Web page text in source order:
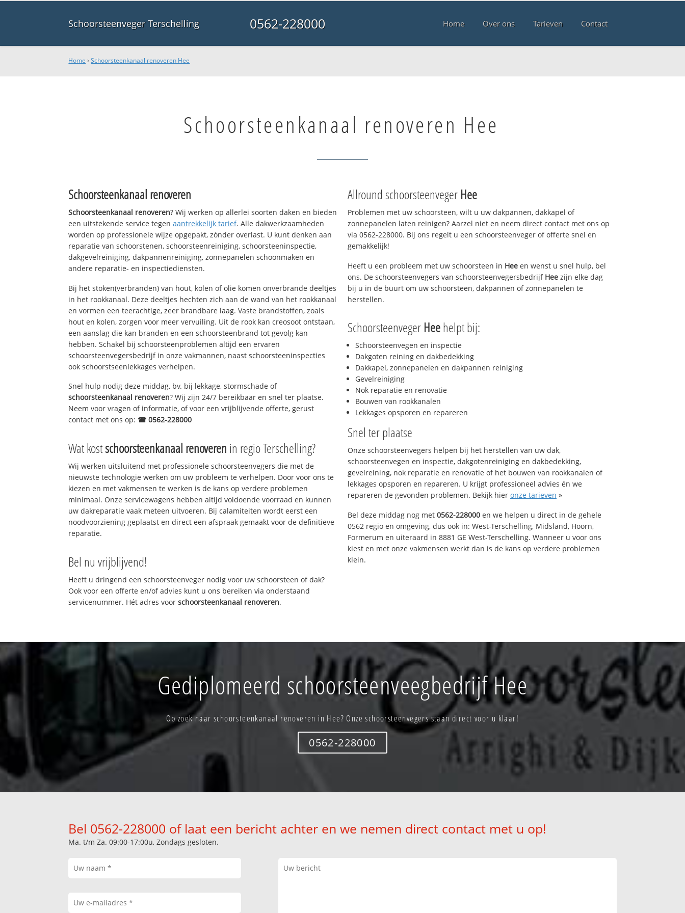
Schoorsteenveger Terschelling 0562-228000 Home Over ons Tarieven Contact
Home ›Schoorsteenkanaal renoveren Hee
Schoorsteenkanaal renoveren Hee
Schoorsteenkanaal renoveren
Schoorsteenkanaal renoveren? Wij werken op allerlei soorten daken en bieden
een uitstekende service tegenaantrekkelijk tarief. Alle dakwerkzaamheden
worden op professionele wijze opgepakt, zónder overlast. U kunt denken aan
reparatie van schoorstenen, schoorsteenreiniging, schoorsteeninspectie,
dakgevelreiniging, dakpannenreiniging, zonnepanelen schoonmaken en
andere reparatie- en inspectiediensten.
Bij het stoken(verbranden) van hout, kolen of olie komen onverbrande deeltjes
in het rookkanaal. Deze deeltjes hechten zich aan de wand van het rookkanaal
en vormen een teerachtige, zeer brandbare laag. Vaste brandstoffen, zoals
hout en kolen, zorgen voor meer vervuiling. Uit de rook kan creosoot ontstaan,
een aanslag die kan branden en een schoorsteenbrand tot gevolg kan
hebben. Schakel bij schoorsteenproblemen altijd een ervaren
schoorsteenvegersbedrijf in onze vakmannen, naast schoorsteeninspecties
ook schoorstseenlekkages verhelpen.
Snel hulp nodig deze middag, bv. bij lekkage, stormschade of
schoorsteenkanaal renoveren? Wij zijn 24/7 bereikbaar en snel ter plaatse.
Neem voor vragen of informatie, of voor een vrijblijvende offerte, gerust
contact met ons op: ☎ 0562-228000
Wat kostschoorsteenkanaal renoveren in regio Terschelling?
Wij werken uitsluitend met professionele schoorsteenvegers die met de
nieuwste technologie werken om uw probleem te verhelpen. Door voor ons te
kiezen en met vakmensen te werken is de kans op verdere problemen
minimaal. Onze servicewagens hebben altijd voldoende voorraad en kunnen
uw dakreparatie vaak meteen uitvoeren. Bij calamiteiten wordt eerst een
noodvoorziening geplaatst en direct een afspraak gemaakt voor de definitieve
reparatie.
Bel nu vrijblijvend!
Heeft u dringend een schoorsteenveger nodig voor uw schoorsteen of dak?
Ook voor een offerte en/of advies kunt u ons bereiken via onderstaand
servicenummer. Hét adres voorschoorsteenkanaal renoveren.
Allround schoorsteenveger Hee
Problemen met uw schoorsteen, wilt u uw dakpannen, dakkapel of
zonnepanelen laten reinigen? Aarzel niet en neem direct contact met ons op
via 0562-228000. Bij ons regelt u een schoorsteenveger of offerte snel en
gemakkelijk!
Heeft u een probleem met uw schoorsteen in Hee en wenst u snel hulp, bel
ons. De schoorsteenvegers van schoorsteenvegersbedrijf Hee zijn elke dag
bij u in de buurt om uw schoorsteen, dakpannen of zonnepanelen te
herstellen.
Schoorsteenveger Heehelpt bij:
Schoorsteenvegen en inspectie
Dakgoten reining en dakbedekking
Dakkapel, zonnepanelen en dakpannen reiniging
Gevelreiniging
Nok reparatie en renovatie
Bouwen van rookkanalen
Lekkages opsporen en repareren
Snel ter plaatse
Onze schoorsteenvegers helpen bij het herstellen van uw dak,
schoorsteenvegen en inspectie, dakgotenreiniging en dakbedekking,
gevelreining, nok reparatie en renovatie of het bouwen van rookkanalen of
lekkages opsporen en repareren. U krijgt professioneel advies én we
repareren de gevonden problemen. Bekijk hier onze tarieven »
Bel deze middag nog met 0562-228000 en we helpen u direct in de gehele
0562 regio en omgeving, dus ook in: West-Terschelling, Midsland, Hoorn,
Formerum en uiteraard in 8881 GE West-Terschelling. Wanneer u voor ons
kiest en met onze vakmensen werkt dan is de kans op verdere problemen
klein.
Gediplomeerd schoorsteenveegbedrijf Hee
Op zoek naar schoorsteenkanaal renoveren in Hee? Onze schoorsteenvegers staan direct voor u klaar!
0562-228000
Bel 0562-228000 of laat een bericht achter en we nemen direct contact met u op!
Ma. t/m Za. 09:00-17:00u, Zondags gesloten.